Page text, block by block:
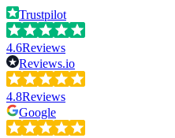
Trustpilot
4.6Reviews
Reviews.io
4.8Reviews
Google